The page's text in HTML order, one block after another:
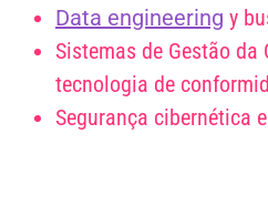
Data engineering y
Sistemas de Gestão da
tecnologia de
Segurança cibernética